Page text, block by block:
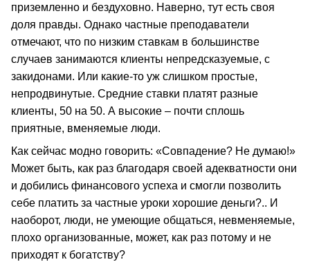
приземленно и бездуховно. Наверно, тут есть своя
доля правды. Однако частные преподаватели
отмечают, что по низким ставкам в большинстве
случаев занимаются клиенты непредсказуемые, с
закидонами. Или какие-то уж слишком простые,
непродвинутые. Средние ставки платят разные
клиенты, 50 на 50. А высокие – почти сплошь
приятные, вменяемые люди.
Как сейчас модно говорить: «Совпадение? Не думаю!»
Может быть, как раз благодаря своей адекватности они
и добились финансового успеха и смогли позволить
себе платить за частные уроки хорошие деньги?.. И
наоборот, люди, не умеющие общаться, невменяемые,
плохо организованные, может, как раз потому и не
приходят к богатству?